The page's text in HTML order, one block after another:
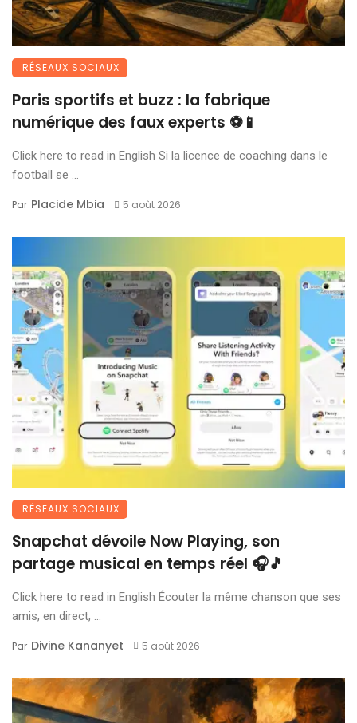
RÉSEAUX SOCIAUX
Paris sportifs et buzz : la fabrique
numérique des faux experts ⚽📱
Click here to read in English Si la licence de coaching dans le
football se ...
Par Placide Mbia 5 août 2026
RÉSEAUX SOCIAUX
Snapchat dévoile Now Playing, son
partage musical en temps réel 🎧🎵
Click here to read in English Écouter la même chanson que ses
amis, en direct, ...
Par Divine Kananyet 5 août 2026